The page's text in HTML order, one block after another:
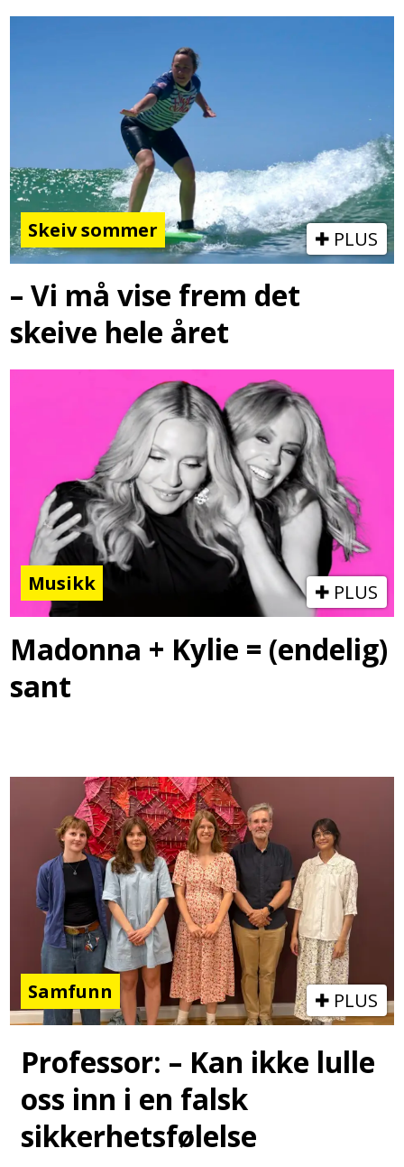
Skeiv sommer PLUS
– Vi må vise frem det
skeive hele året
Musikk PLUS
Madonna + Kylie = (endelig)
sant
Samfunn PLUS
Professor: – Kan ikke lulle
oss inn i en falsk
sikkerhetsfølelse